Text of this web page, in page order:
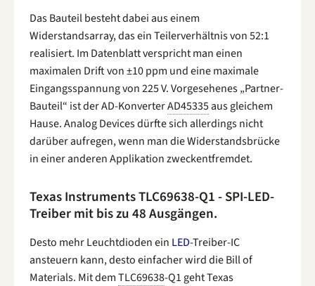
Das Bauteil besteht dabei aus einem
Widerstandsarray, das ein Teilerverhältnis von 52:1
realisiert. Im Datenblatt verspricht man einen
maximalen Drift von ±10 ppm und eine maximale
Eingangsspannung von 225 V. Vorgesehenes „Partner-
Bauteil“ ist der AD-KonverterAD45335aus gleichem
Hause. Analog Devices dürfte sich allerdings nicht
darüber aufregen, wenn man die Widerstandsbrücke
in einer anderen Applikation zweckentfremdet.
Texas Instruments TLC69638-Q1 - SPI-LED-
Treiber mit bis zu 48 Ausgängen.
Desto mehr Leuchtdioden ein LED-Treiber-IC
ansteuern kann, desto einfacher wird die Bill of
Materials. Mit demTLC69638-Q1 geht Texas